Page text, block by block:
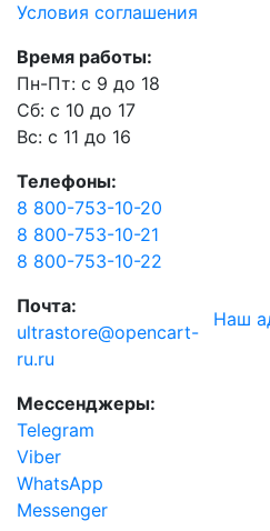
Условия соглашения
Время работы:
Пн-Пт: с 9 до 18
Сб: с 10 до 17
Вс: с 11 до 16
Телефоны:
8 800-753-10-20
8 800-753-10-21
8 800-753-10-22
Почта:
ultrastore@opencart-
ru.ru
Мессенджеры:
Telegram
Viber
WhatsApp
Messenger
Наш